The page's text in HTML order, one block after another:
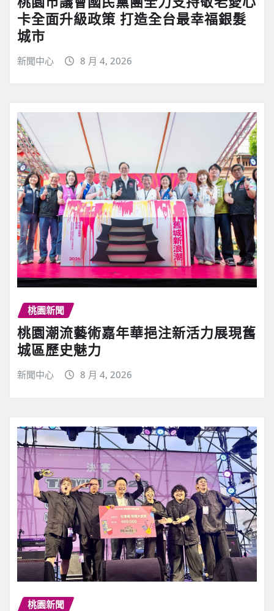
卡全面升級政策 打造全台最幸福銀髮
城市
新聞中心 8 月 4, 2026
桃園新聞
桃園潮流藝術嘉年華挹注新活力展現舊
城區歷史魅力
新聞中心 8 月 4, 2026
桃園新聞